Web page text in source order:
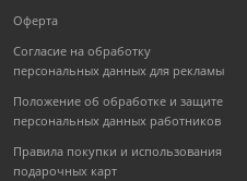
Оферта
Согласие на обработку
персональных данных для рекламы
Положение об обработке и защите
персональных данных работников
Правила покупки и использования
подарочных карт